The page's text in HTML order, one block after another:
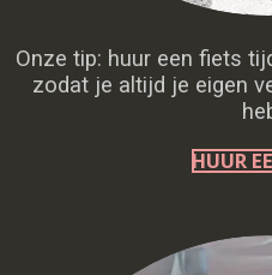
Onze tip: huur een fiets
zodat je altijd je eigen
HUUR